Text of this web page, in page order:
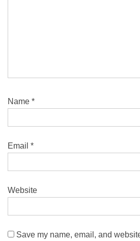
Name *
Email *
Website
Save my name, email, and